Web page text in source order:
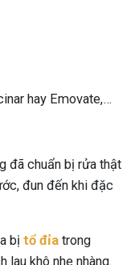
hay Emovate,…
đã chuẩn bị rửa thật
đun đến khi đặc
bị tổ đỉa trong
lau khô nhẹ nhàng.